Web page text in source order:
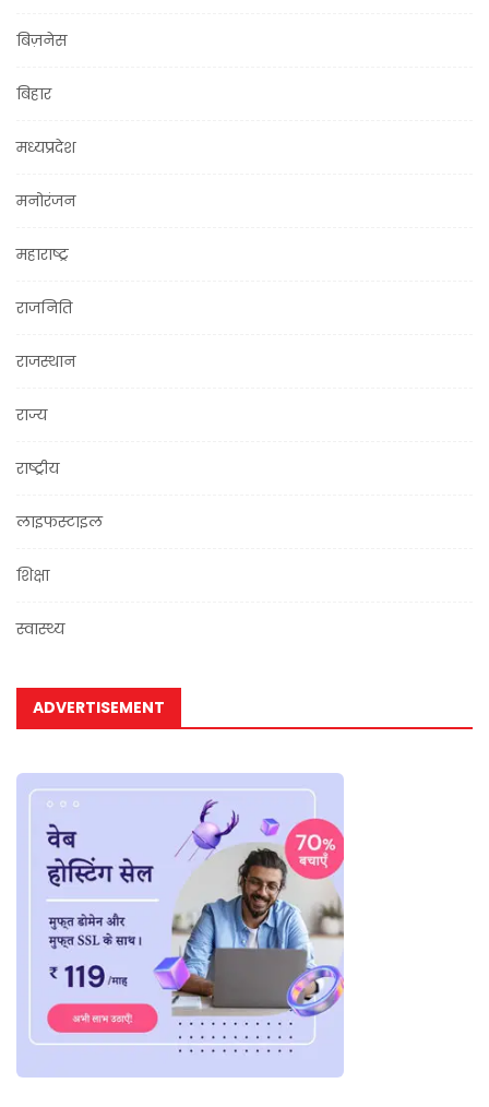
बिज़नेस
बिहार
मध्यप्रदेश
मनोरंजन
महाराष्ट्र
राजनिति
राजस्थान
राज्य
राष्ट्रीय
लाइफस्टाइल
शिक्षा
स्वास्थ्य
ADVERTISEMENT